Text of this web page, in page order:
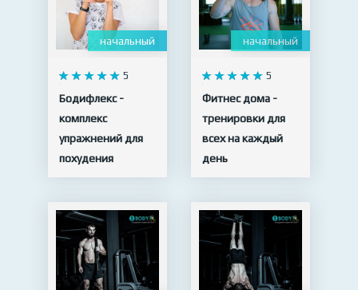
начальный
5
Бодифлекс -
комплекс
упражнений для
похудения
начальный
5
Фитнес дома -
тренировки для
всех на каждый
день